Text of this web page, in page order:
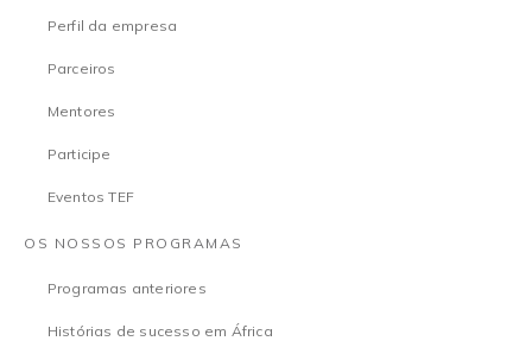
Perfil da empresa
Parceiros
Mentores
Participe
Eventos TEF
OS NOSSOS PROGRAMAS
Programas anteriores
Histórias de sucesso em África